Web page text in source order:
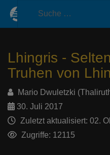
Lhingris -
Truhen von
Mario Dwuletzki
30. Juli 2017
Zuletzt aktualisiert: 02.
Zugriffe: 12115